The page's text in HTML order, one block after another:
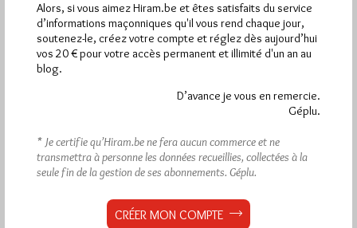
Alors, si vous aimez Hiram.be et êtes satisfaits du service
d’informations maçonniques qu'il vous rend chaque jour,
soutenez-le, créez votre compte et réglez dès aujourd’hui
vos 20 € pour votre accès permanent et illimité d'un an au
blog.
D’avance je vous en remercie.
Géplu.
* Je certifie qu’Hiram.be ne fera aucun commerce et ne
transmettra à personne les données recueillies, collectées à la
seule fin de la gestion de ses abonnements. Géplu.
CRÉER MON COMPTE